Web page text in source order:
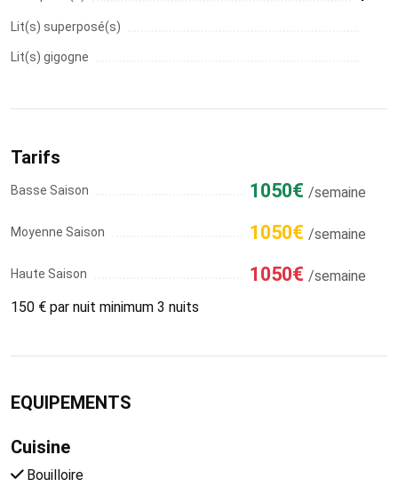
Lit(s) superposé(s)
Lit(s) gigogne
Tarifs
Basse Saison 1050€ /semaine
Moyenne Saison 1050€ /semaine
Haute Saison 1050€ /semaine
150 € par nuit minimum 3 nuits
EQUIPEMENTS
Cuisine
Bouilloire